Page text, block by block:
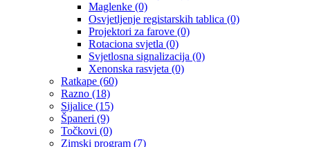
Maglenke (0)
Osvjetljenje registarskih tablica (0)
Projektori za farove (0)
Rotaciona svjetla (0)
Svjetlosna signalizacija (0)
Xenonska rasvjeta (0)
Ratkape (60)
Razno (18)
Sijalice (15)
Španeri (9)
Točkovi (0)
Zimski program (7)